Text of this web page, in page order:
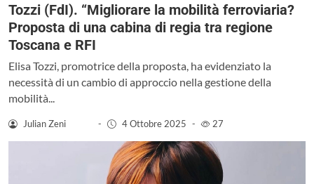
Tozzi (FdI). “Migliorare la mobilità ferroviaria?
Proposta di una cabina di regia tra regione
Toscana e RFI
Elisa Tozzi, promotrice della proposta, ha evidenziato la
necessità di un cambio di approccio nella gestione della
mobilità...
Julian Zeni - 4 Ottobre 2025 - 27